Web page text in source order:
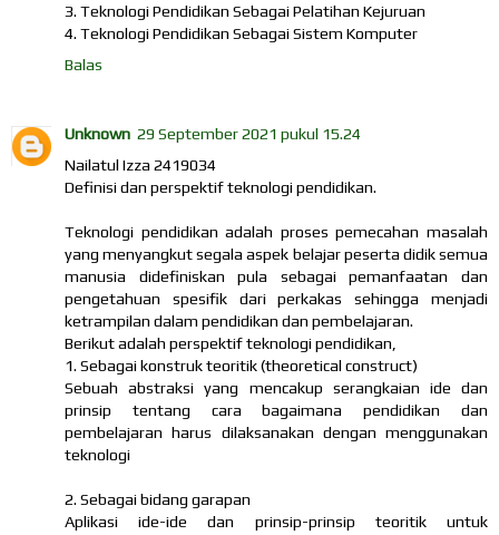
3. Teknologi Pendidikan Sebagai Pelatihan Kejuruan
4. Teknologi Pendidikan Sebagai Sistem Komputer
Balas
Unknown 29 September 2021 pukul 15.24
Nailatul Izza 2419034
Definisi dan perspektif teknologi pendidikan.
Teknologi pendidikan adalah proses pemecahan masalah
yang menyangkut segala aspek belajar peserta didik semua
manusia didefiniskan pula sebagai pemanfaatan dan
pengetahuan spesifik dari perkakas sehingga menjadi
ketrampilan dalam pendidikan dan pembelajaran.
Berikut adalah perspektif teknologi pendidikan,
1. Sebagai konstruk teoritik (theoretical construct)
Sebuah abstraksi yang mencakup serangkaian ide dan
prinsip tentang cara bagaimana pendidikan dan
pembelajaran harus dilaksanakan dengan menggunakan
teknologi
2. Sebagai bidang garapan
Aplikasi ide-ide dan prinsip-prinsip teoritik untuk